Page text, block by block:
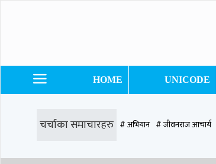
HOME UNICODE
चर्चाका समाचारहरु # अभियान # जीवनराज आचार्य
# समृद्धि एकेडेमी # काङ्ग्रेस # नेपाली कांग्रेस # बुटवल